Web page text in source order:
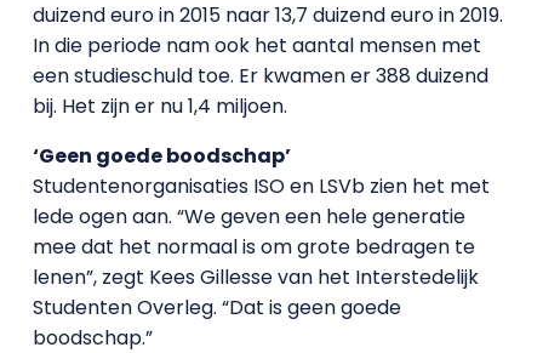
duizend euro in 2015 naar 13,7 duizend euro in 2019.
In die periode nam ook het aantal mensen met
een studieschuld toe. Er kwamen er 388 duizend
bij. Het zijn er nu 1,4 miljoen.
‘Geen goede boodschap’
Studentenorganisaties ISO en LSVb zien het met
lede ogen aan. “We geven een hele generatie
mee dat het normaal is om grote bedragen te
lenen”, zegt Kees Gillesse van het Interstedelijk
Studenten Overleg. “Dat is geen goede
boodschap.”